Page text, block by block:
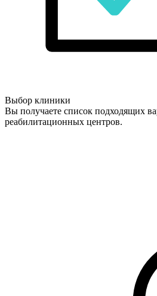
Выбор клиники
Вы получаете список подходящих
реабилитационных центров.